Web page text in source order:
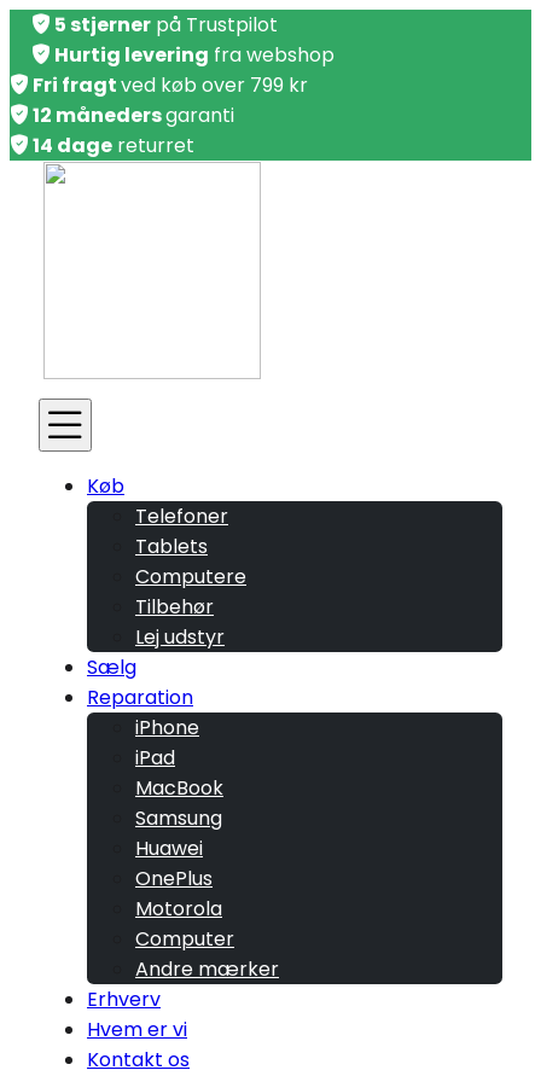
5 stjerner på Trustpilot
Hurtig levering fra webshop
Fri fragtved køb over 799 kr
12 månedersgaranti
14 dage returret
Køb
Telefoner
Tablets
Computere
Tilbehør
Lej udstyr
Sælg
Reparation
iPhone
iPad
MacBook
Samsung
Huawei
OnePlus
Motorola
Computer
Andre mærker
Erhverv
Hvem er vi
Kontakt os